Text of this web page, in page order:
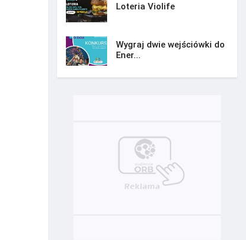
Loteria Violife
Wygraj dwie wejściówki do
Ener...